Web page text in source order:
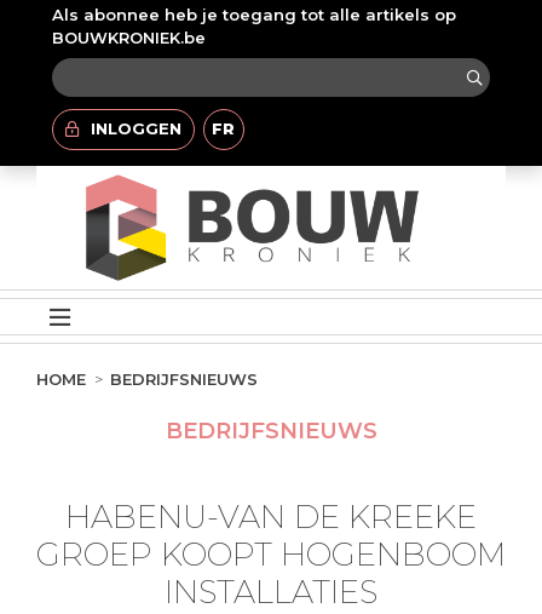
Als abonnee heb je toegang tot alle artikels op
BOUWKRONIEK.be
INLOGGEN FR
HOME BEDRIJFSNIEUWS
BEDRIJFSNIEUWS
HABENU-VAN DE KREEKE
GROEP KOOPT HOGENBOOM
INSTALLATIES